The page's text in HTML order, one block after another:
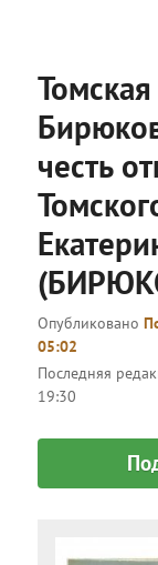
честь
Опубликовано
05:02
Последняя
19:30